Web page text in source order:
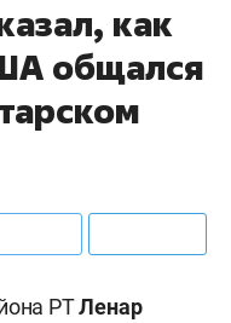
как
общался
РТЛенар